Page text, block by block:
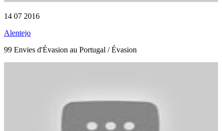
14 07 2016
Alentejo
99 Envies d'Évasion au Portugal / Évasion